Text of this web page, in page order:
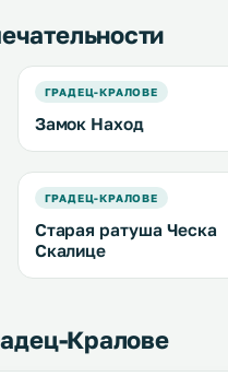
ГРАДЕЦ-КРАЛОВЕ
Замок Наход
ГРАДЕЦ-КРАЛОВЕ
Старая ратуша Ческа
Скалице
Кралове